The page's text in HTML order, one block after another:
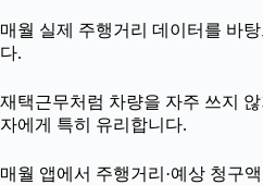
매월 실제 주행거리 데이터를 바
다.
재택근무처럼 차량을 자주 쓰지
자에게 특히 유리합니다.
매월 앱에서 주행거리·예상 청구